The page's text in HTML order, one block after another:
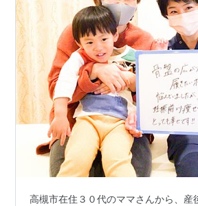
高槻市在住３０代のママさんから、産